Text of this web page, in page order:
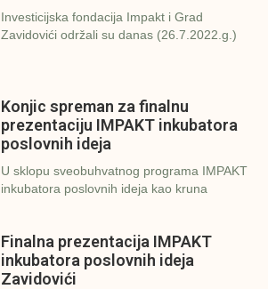
Investicijska fondacija Impakt i Grad
Zavidovići održali su danas (26.7.2022.g.)
Konjic spreman za finalnu
prezentaciju IMPAKT inkubatora
poslovnih ideja
U sklopu sveobuhvatnog programa IMPAKT
inkubatora poslovnih ideja kao kruna
Finalna prezentacija IMPAKT
inkubatora poslovnih ideja
Zavidovići